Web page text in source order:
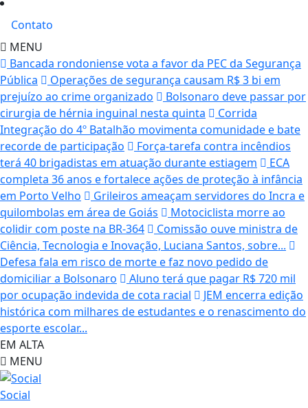
Contato
MENU
Bancada rondoniense vota a favor da PEC da Segurança
Pública
Operações de segurança causam R$ 3 bi em
prejuízo ao crime organizado
Bolsonaro deve passar por
cirurgia de hérnia inguinal nesta quinta
Corrida
Integração do 4º Batalhão movimenta comunidade e bate
recorde de participação
Força-tarefa contra incêndios
terá 40 brigadistas em atuação durante estiagem
ECA
completa 36 anos e fortalece ações de proteção à infância
em Porto Velho
Grileiros ameaçam servidores do Incra e
quilombolas em área de Goiás
Motociclista morre ao
colidir com poste na BR-364
Comissão ouve ministra de
Ciência, Tecnologia e Inovação, Luciana Santos, sobre...
Defesa fala em risco de morte e faz novo pedido de
domiciliar a Bolsonaro
Aluno terá que pagar R$ 720 mil
por ocupação indevida de cota racial
JEM encerra edição
histórica com milhares de estudantes e o renascimento do
esporte escolar...
EM ALTA
MENU
Social